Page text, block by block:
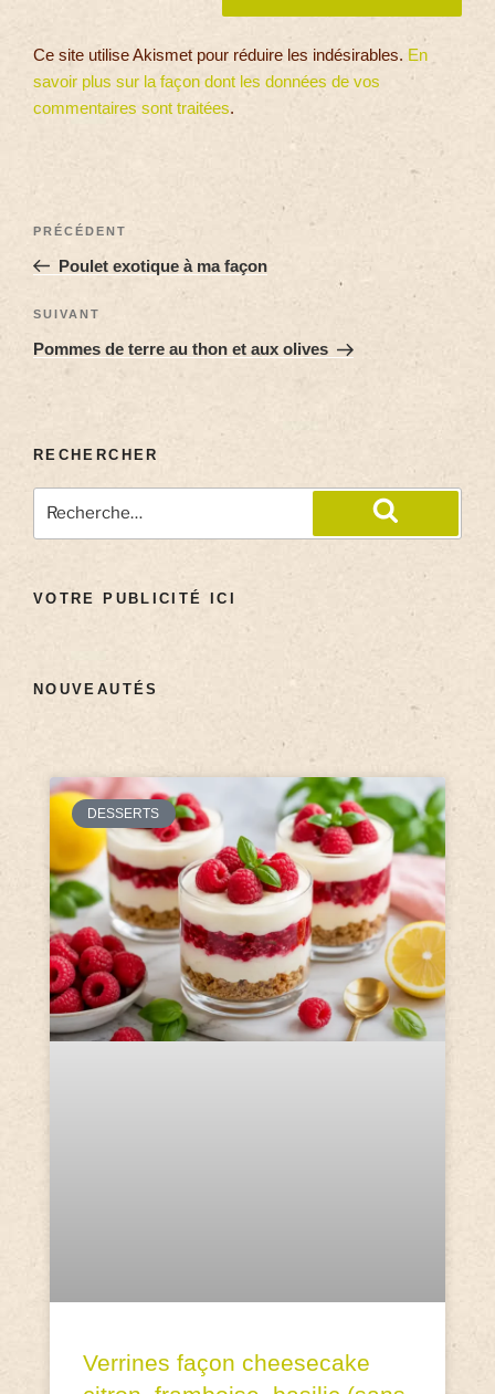
Ce site utilise Akismet pour réduire les indésirables. En
savoir plus sur la façon dont les données de vos
commentaires sont traitées.
PRÉCÉDENT
Poulet exotique à ma façon
SUIVANT
Pommes de terre au thon et aux olives
RECHERCHER
VOTRE PUBLICITÉ ICI
NOUVEAUTÉS
DESSERTS
Verrines façon cheesecake